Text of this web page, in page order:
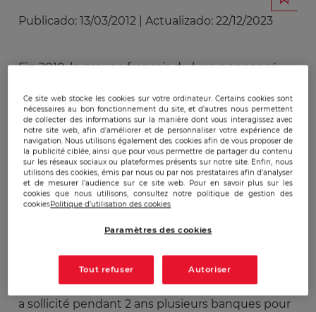
Publicado: 13/03/2012 Actualizado: 22/12/2023
Fin 2010, le groupe français du luxe a annoncé
le capital verrouillé d’HERMÈS INTL. Cet
évènement a suscité une vive polémique autour
des pratiques et des intentions stratégiques du
géant français du luxe LVMH.
LVMH était déjà détenteur de 5 % d’HERMÈS
INTL et c’est grâce à un habile montage financier
de produits dérivés « equity swap- cash settled »
réglementation boursière qui le contraint à se
déclarer quand on dépasse le seuil des 5 % de
participation. C’est donc en usant des lacunes
réglementaires du système que le géant français
a sollicité pendant 2 ans plusieurs banques pour
Ce site web stocke les cookies sur votre ordinateur. Certains cookies sont
nécessaires au bon fonctionnement du site, et d’autres nous permettent
de collecter des informations sur la manière dont vous interagissez avec
notre site web, afin d’améliorer et de personnaliser votre expérience de
navigation. Nous utilisons également des cookies afin de vous proposer de
la publicité ciblée, ainsi que pour vous permettre de partager du contenu
sur les réseaux sociaux ou plateformes présents sur notre site. Enfin, nous
utilisons des cookies, émis par nous ou par nos prestataires afin d’analyser
et de mesurer l’audience sur ce site web. Pour en savoir plus sur les
cookies que nous utilisons, consultez notre politique de gestion des
cookiesPolitique d'utilisation des cookies
Paramètres des cookies
Tout refuser Autoriser